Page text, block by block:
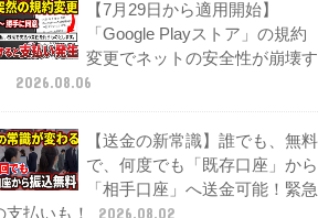
【7月29日から適用開始】
「Google Playストア」の規約
変更でネットの安全性が崩壊す
2026.08.06
【送金の新常識】誰でも、無料
で、何度でも「既存口座」から
「相手口座」へ送金可能！緊急
支払いも！
2026.08.02